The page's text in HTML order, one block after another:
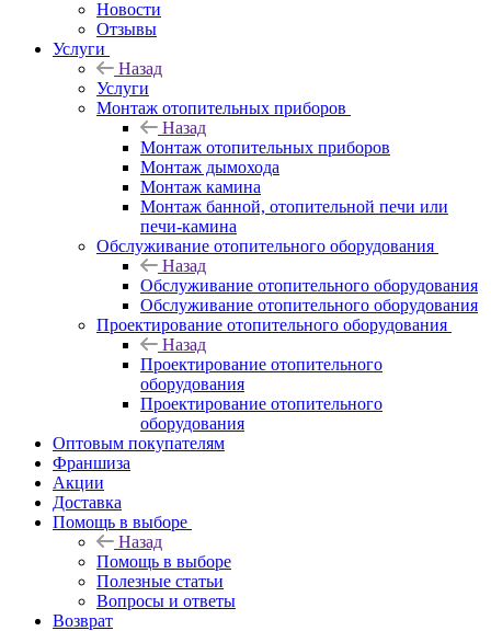
Новости
Отзывы
Услуги
Назад
Услуги
Монтаж отопительных приборов
Назад
Монтаж отопительных приборов
Монтаж дымохода
Монтаж камина
Монтаж банной, отопительной печи или
печи-камина
Обслуживание отопительного оборудования
Назад
Обслуживание отопительного оборудования
Обслуживание отопительного оборудования
Проектирование отопительного оборудования
Назад
Проектирование отопительного
оборудования
Проектирование отопительного
оборудования
Оптовым покупателям
Франшиза
Акции
Доставка
Помощь в выборе
Назад
Помощь в выборе
Полезные статьи
Вопросы и ответы
Возврат